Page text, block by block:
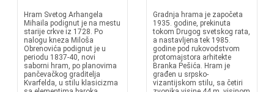
Hram Svetog Arhangela
Mihaila podignut je na mestu
starije crkve iz 1728. Po
nalogu kneza Miloša
Obrenovića podignut je u
periodu 1837-40, novi
saborni hram, po planovima
pančevačkog graditelja
Kvarfelda, u stilu klasicizma
Gradnja hrama je započeta
1935. godine, prekinuta
tokom Drugog svetskog rata,
a nastavljena tek 1985.
godine pod rukovodstvom
protomajstora arhitekte
Branka Pešića. Hram je
građen u srpsko-
vizantijskom stilu, sa četiri